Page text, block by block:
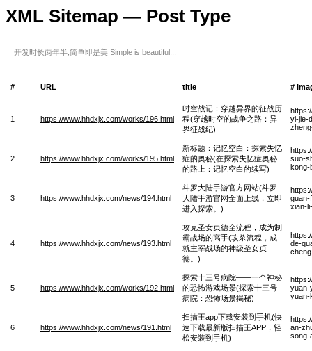
XML Sitemap — Post Type
开发时长两年半,简单即是美 Simple is beautiful...
# URL title #
1 https://www.hhdxjx.com/works/196.html
时空战记：穿越异界的征战历
程(穿越时空的战争之路：异
界征战纪)
yi-jie-
2 https://www.hhdxjx.com/works/195.html
新标题：记忆空白：探索失忆
症的奥秘(在探索失忆症奥秘
的路上：记忆空白的续写)
suo-
kong-
3 https://www.hhdxjx.com/news/194.html
斗罗大陆手游官方网站(斗罗
大陆手游官网全面上线，立即
进入探索。)
guan-
xian-
4 https://www.hhdxjx.com/news/193.html
攻克圣女贞德全流程，成为制
霸战场的高手(攻杀流程，成
就主宰战场的神级圣女贞
德。)
de-
5 https://www.hhdxjx.com/works/192.html
探索十三号病院——一个神秘
的恐怖游戏场景(探索十三号
病院：恐怖场景揭秘)
yuan-
yuan-
6 https://www.hhdxjx.com/news/191.html
扫描王app下载安装到手机(快
速下载最新版扫描王APP，轻
松安装到手机)
an-
song-